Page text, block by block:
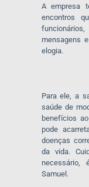
A empresa
encontros
mensagens
elogia.
Para ele, a
saúde de
benefícios
pode
doenças
da vida.
necessário,
Samuel.